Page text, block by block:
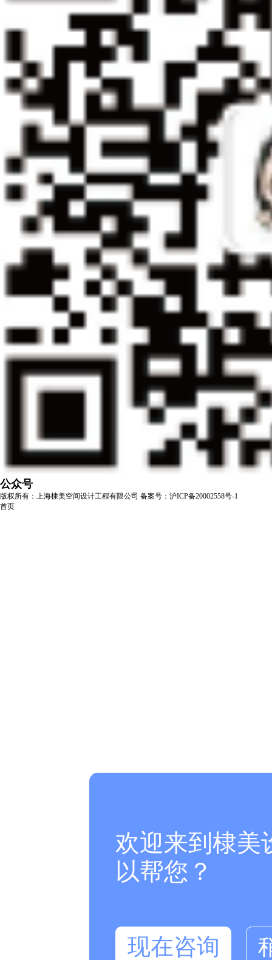
公众号
版权所有：上海棣美空间设计工程有限公司 备案号：沪ICP备20002558号-1
首页
欢迎来到棣美
以帮您？
现在咨询